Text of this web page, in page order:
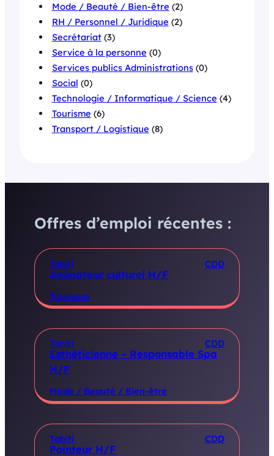
Mode / Beauté / Bien-être (2)
RH / Personnel / Juridique (2)
Secrétariat(3)
Service à la personne (0)
Services publics Administrations(0)
Social (0)
Technologie / Informatique / Science (4)
Tourisme (6)
Transport / Logistique (8)
Offres d’emploi récentes :
Tahiti CDD
Animateur culturel H/F
Tourisme
Tahiti CDD
Esthéticienne – Responsable Spa
H/F
Mode / Beauté / Bien-être
Tahiti CDD
Pointeur H/F